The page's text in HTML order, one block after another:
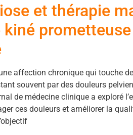
et thérapie
kiné
affection chronique qui touche
souvent par des douleurs
de médecine clinique a exploré
ces douleurs et améliorer la